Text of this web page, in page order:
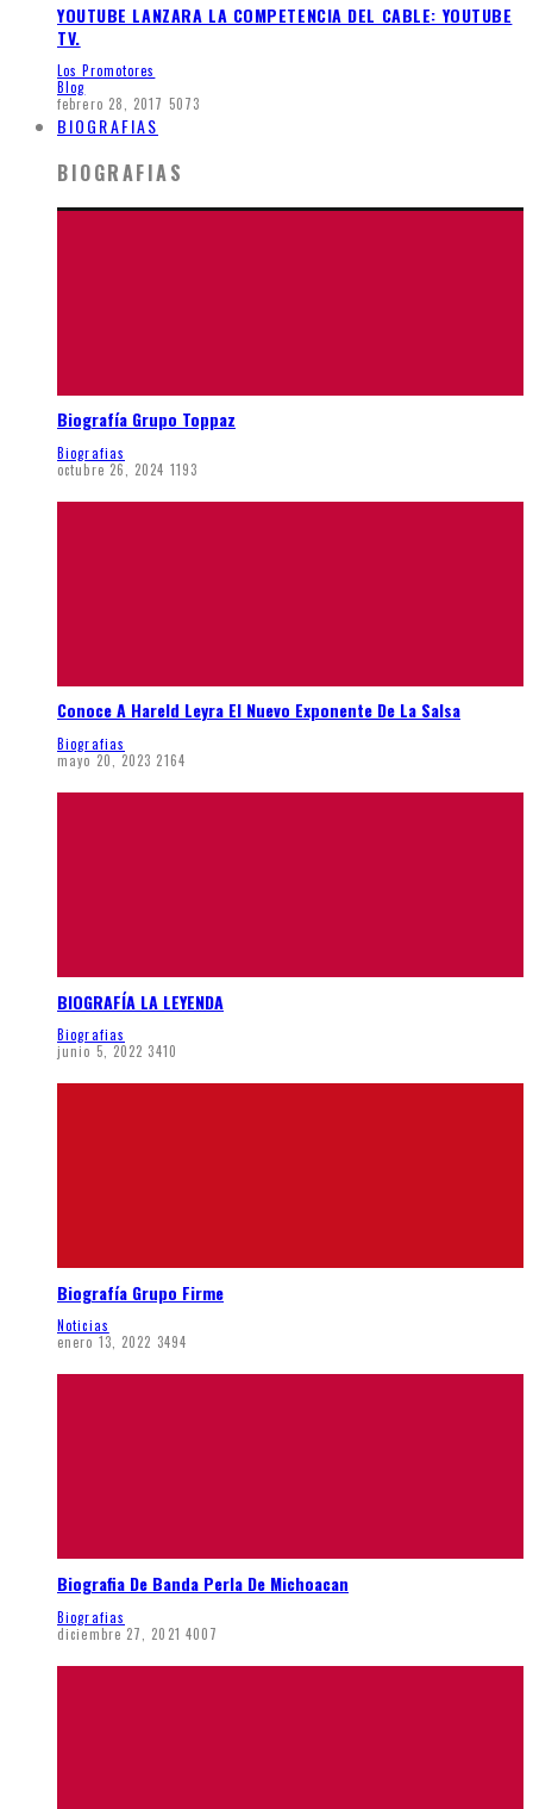
YOUTUBE LANZARA LA COMPETENCIA DEL CABLE: YOUTUBE
TV.
Los Promotores
Blog
febrero 28, 2017 5073
BIOGRAFIAS
BIOGRAFIAS
Biografía Grupo Toppaz
Biografias
octubre 26, 2024 1193
Conoce A Hareld Leyra El Nuevo Exponente De La Salsa
Biografias
mayo 20, 2023 2164
BIOGRAFÍA LA LEYENDA
Biografias
junio 5, 2022 3410
Biografía Grupo Firme
Noticias
enero 13, 2022 3494
Biografia De Banda Perla De Michoacan
Biografias
diciembre 27, 2021 4007